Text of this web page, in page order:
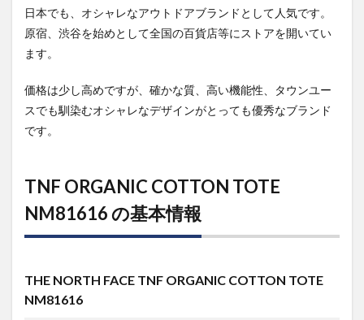
TOTE
NM81616
触っ
かっ
た、
トー
の良
い点
悪い
に触
って
日本でも、オシャレなアウトドアブランドとして人気です。
原宿、渋谷を始めとして全国の百貨店等にストアを開いてい
ます。
価格は少し高めですが、確かな質、高い機能性、タウンユー
スでも馴染むオシャレなデザインがとっても優秀なブランド
です。
TNF ORGANIC COTTON TOTE
NM81616 の基本情報
THE NORTH FACE TNF ORGANIC COTTON TOTE
NM81616